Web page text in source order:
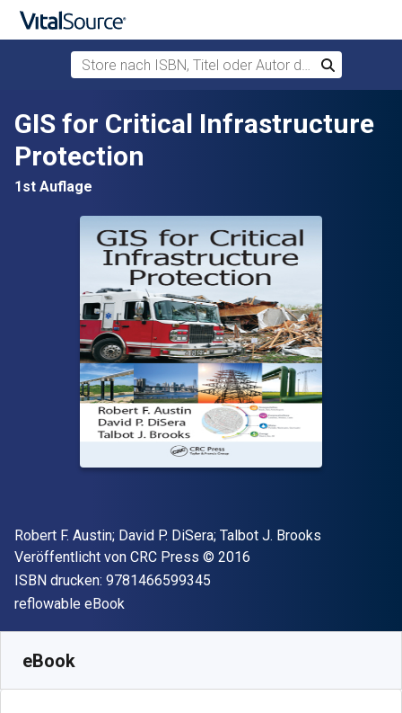
Zum Hauptinhalt springen
Store nach ISBN, Titel oder Autor durchsuchen
Suchen
GIS for Critical Infrastructure
Protection
1st Auflage
Autor(en)
Robert F. Austin; David P. DiSera; Talbot J. Brooks
Verleger
Veröffentlicht von CRC Press Copyright
© 2016
ISBN drucken: 9781466599345
Format
reflowable eBook
eBook